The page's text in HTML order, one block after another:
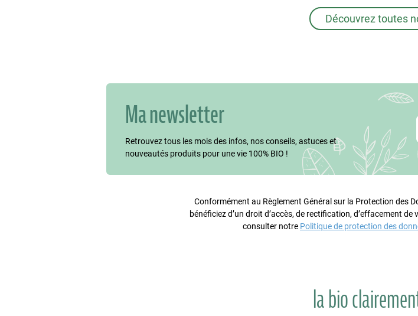
griller à sec les…
Découvrez toutes
Ma newsletter
Retrouvez tous les mois des infos, nos conseils, astuces et
nouveautés produits pour une vie 100% BIO !
Conformément au Règlement Général sur la Protection des
bénéficiez d’un droit d’accès, de rectification, d’effacement
consulter notre Politique de protection des
la bio